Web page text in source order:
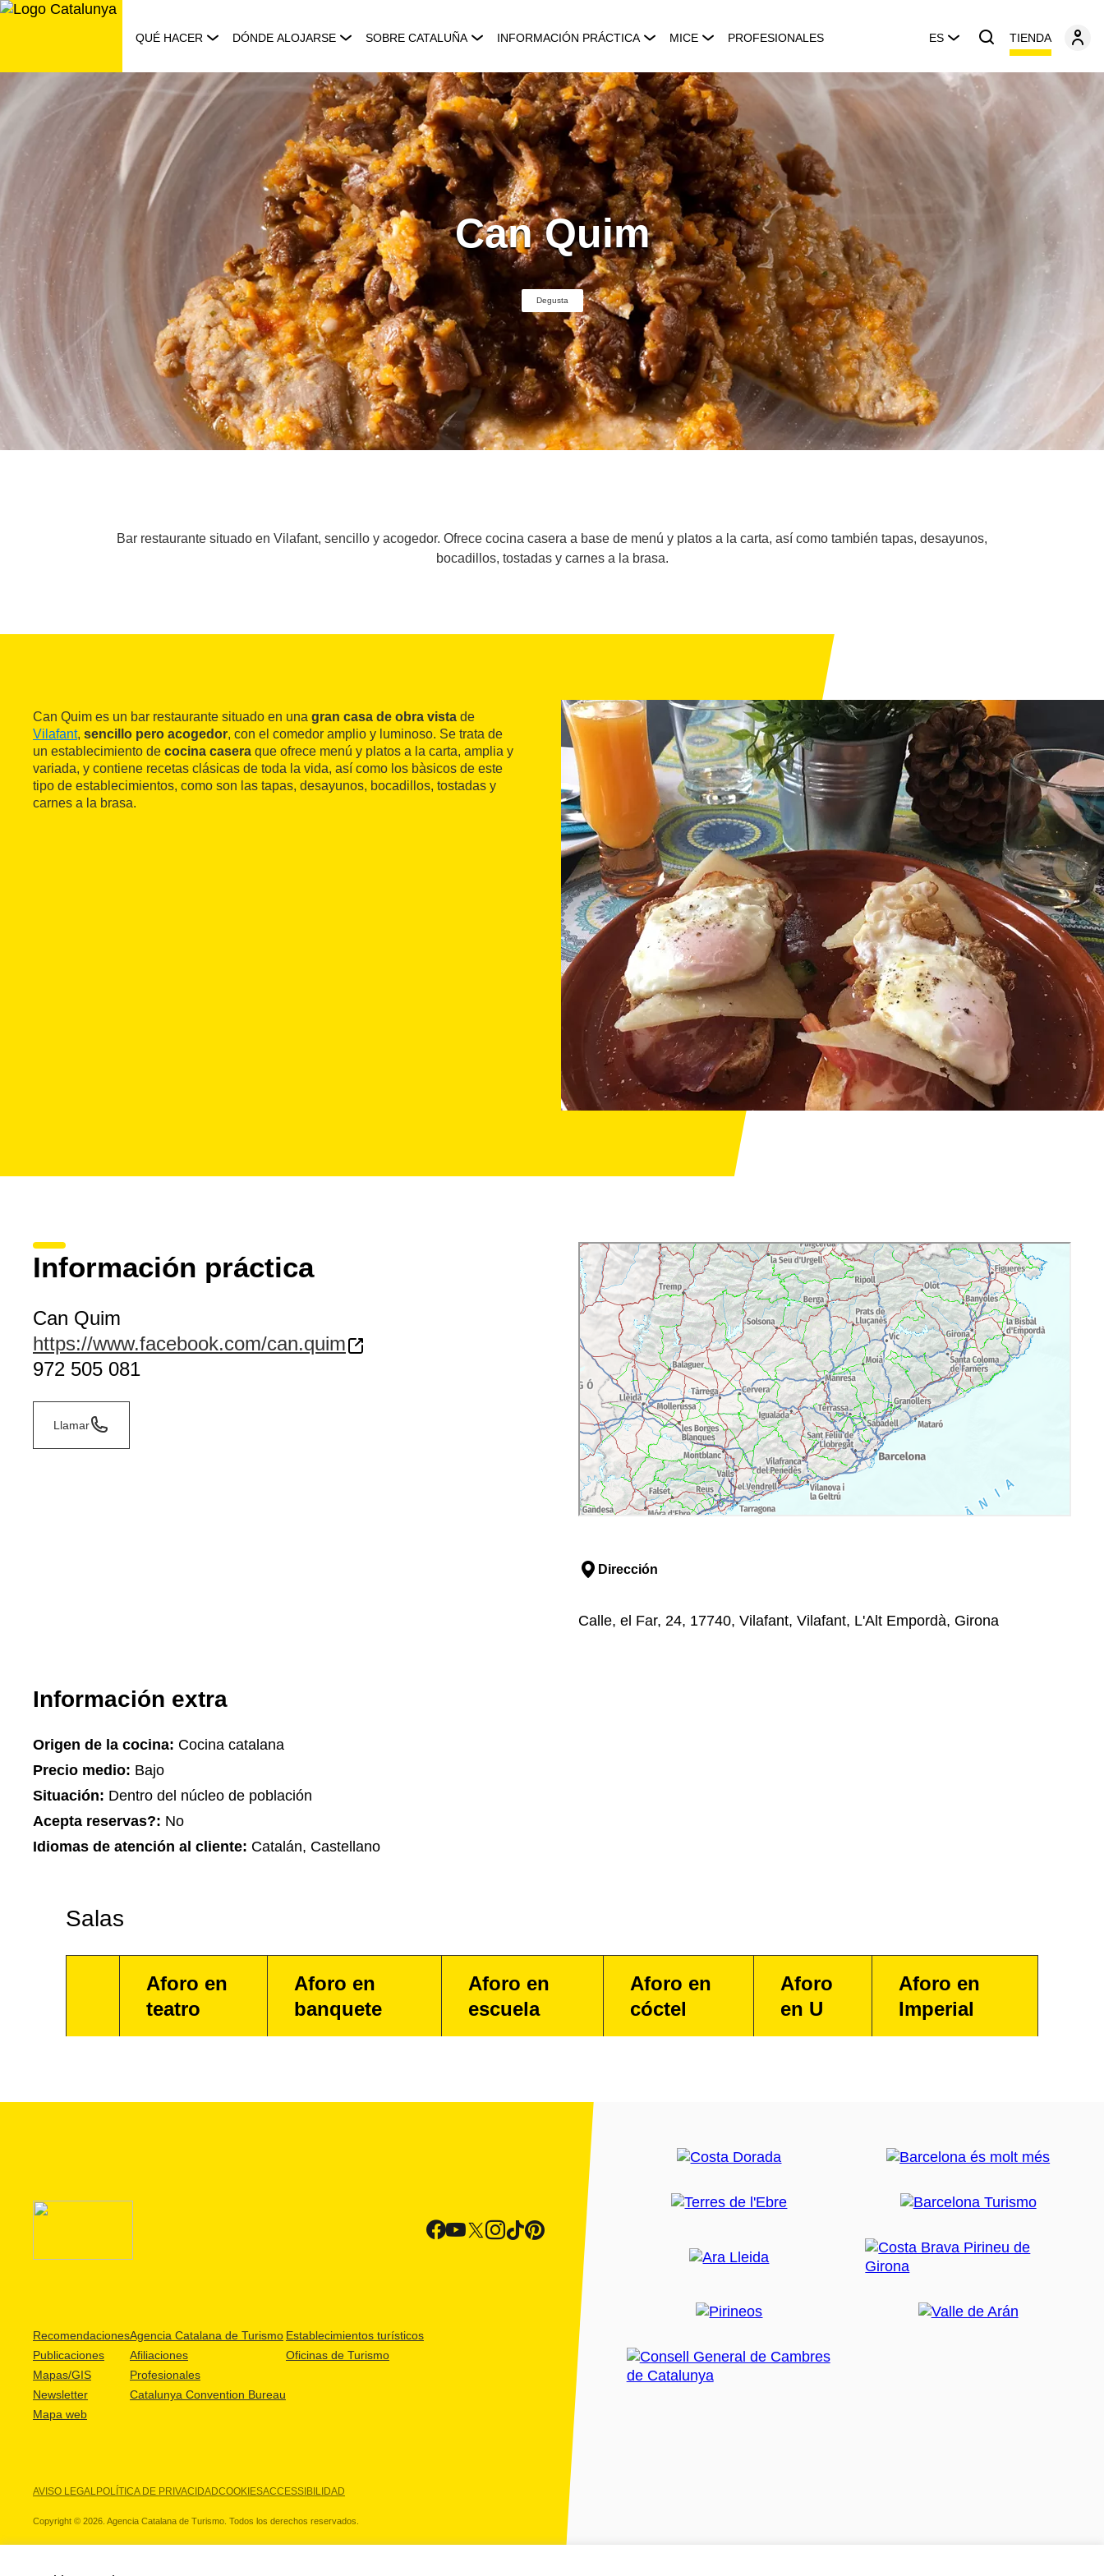
Saltar
QUÉ HACER DÓNDE ALOJARSE SOBRE CATALUÑA INFORMACIÓN PRÁCTICA MICE PROFESIONALES ES TIENDA
Can Quim
Degusta
Bar restaurante situado en Vilafant, sencillo y acogedor. Ofrece cocina casera a base de menú y platos a la carta, así como también tapas, desayunos,
bocadillos, tostadas y carnes a la brasa.
Can Quim es un bar restaurante situado en una gran casa de obra vista de
Vilafant, sencillo pero acogedor, con el comedor amplio y luminoso. Se trata de
un establecimiento de cocina casera que ofrece menú y platos a la carta, amplia y
variada, y contiene recetas clásicas de toda la vida, así como los bàsicos de este
tipo de establecimientos, como son las tapas, desayunos, bocadillos, tostadas y
carnes a la brasa.
Información práctica
Can Quim
https://www.facebook.com/can.quim
972 505 081
Llamar
Dirección
Calle, el Far, 24, 17740, Vilafant, Vilafant, L'Alt Empordà, Girona
Información extra
Origen de la cocina: Cocina catalana
Precio medio: Bajo
Situación: Dentro del núcleo de población
Acepta reservas?: No
Idiomas de atención al cliente: Catalán, Castellano
Salas
Aforo en
teatro
Aforo en
banquete
Aforo en
escuela
Aforo en
cóctel
Aforo
en U
Aforo en
Imperial
Recomendaciones
Publicaciones
Mapas/GIS
Newsletter
Mapa web
Agencia Catalana de Turismo
Afiliaciones
Profesionales
Catalunya Convention Bureau
Establecimientos turísticos
Oficinas de Turismo
AVISO LEGALPOLÍTICA DE PRIVACIDADCOOKIESACCESSIBILIDAD
Copyright © 2026. Agencia Catalana de Turismo. Todos los derechos reservados.